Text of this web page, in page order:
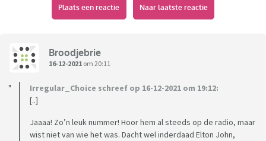
Plaats een reactie Naar laatste reactie
Broodjebrie
16-12-2021 om 20:11
Irregular_Choice schreef op 16-12-2021 om 19:12:
[..]
Jaaaa! Zo’n leuk nummer! Hoor hem al steeds op de radio, maar
wist niet van wie het was. Dacht wel inderdaad Elton John,